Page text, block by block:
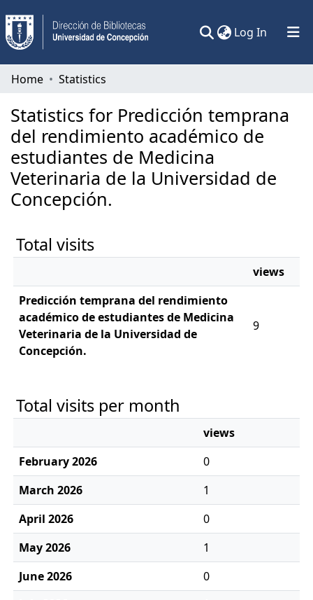
Log In (current)
Communities & Collections
All of DSpace
Home Statistics
Statistics for Predicción temprana
del rendimiento académico de
estudiantes de Medicina
Veterinaria de la Universidad de
Concepción.
Total visits
views
Predicción temprana del rendimiento
académico de estudiantes de Medicina
Veterinaria de la Universidad de
Concepción.
9
Total visits per month
views
February 2026
0
March 2026
1
April 2026
0
May 2026
1
June 2026
0